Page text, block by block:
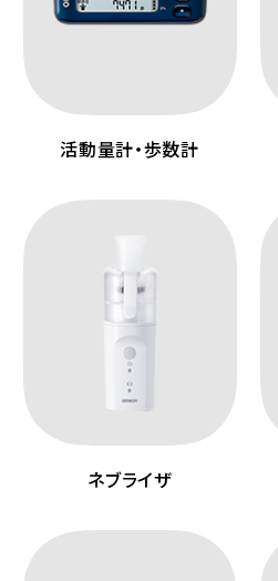
活動量計・歩数計
ネブライザ